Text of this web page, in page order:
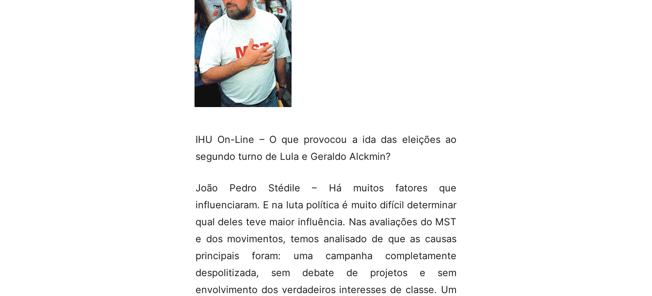
IHU On-Line – O que provocou a ida das eleições ao
segundo turno de Lula e Geraldo Alckmin?
João Pedro Stédile – Há muitos fatores que
influenciaram. E na luta política é muito difícil determinar
qual deles teve maior influência. Nas avaliações do MST
e dos movimentos, temos analisado de que as causas
principais foram: uma campanha completamente
despolitizada, sem debate de projetos e sem
envolvimento dos verdadeiros interesses de classe. Um